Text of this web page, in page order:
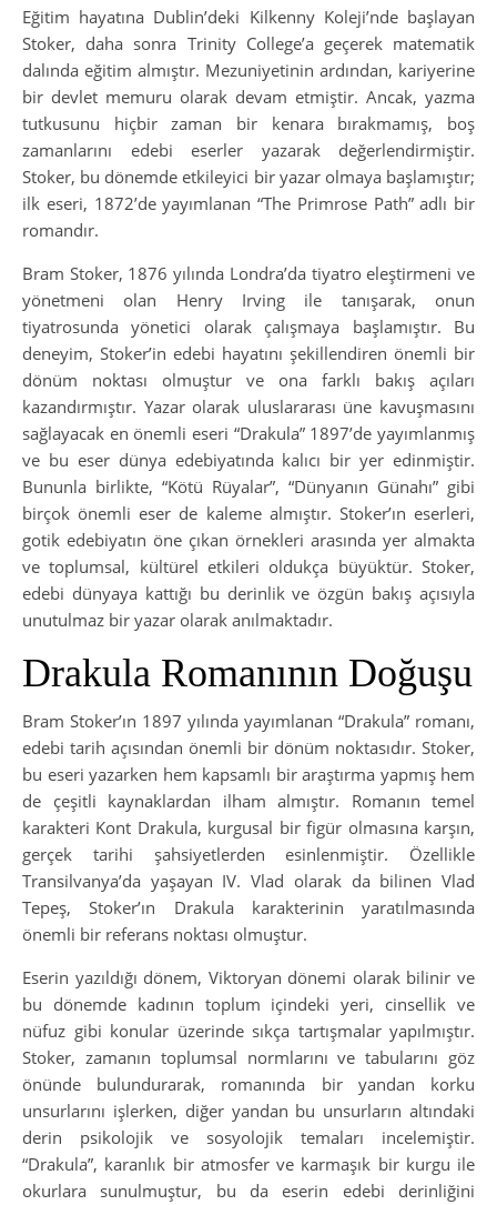
Eğitim hayatına Dublin’deki Kilkenny Koleji’nde başlayan
Stoker, daha sonra Trinity College’a geçerek matematik
dalında eğitim almıştır. Mezuniyetinin ardından, kariyerine
bir devlet memuru olarak devam etmiştir. Ancak, yazma
tutkusunu hiçbir zaman bir kenara bırakmamış, boş
zamanlarını edebi eserler yazarak değerlendirmiştir.
Stoker, bu dönemde etkileyici bir yazar olmaya başlamıştır;
ilk eseri, 1872’de yayımlanan “The Primrose Path” adlı bir
romandır.
Bram Stoker, 1876 yılında Londra’da tiyatro eleştirmeni ve
yönetmeni olan Henry Irving ile tanışarak, onun
tiyatrosunda yönetici olarak çalışmaya başlamıştır. Bu
deneyim, Stoker’in edebi hayatını şekillendiren önemli bir
dönüm noktası olmuştur ve ona farklı bakış açıları
kazandırmıştır. Yazar olarak uluslararası üne kavuşmasını
sağlayacak en önemli eseri “Drakula” 1897’de yayımlanmış
ve bu eser dünya edebiyatında kalıcı bir yer edinmiştir.
Bununla birlikte, “Kötü Rüyalar”, “Dünyanın Günahı” gibi
birçok önemli eser de kaleme almıştır. Stoker’ın eserleri,
gotik edebiyatın öne çıkan örnekleri arasında yer almakta
ve toplumsal, kültürel etkileri oldukça büyüktür. Stoker,
edebi dünyaya kattığı bu derinlik ve özgün bakış açısıyla
unutulmaz bir yazar olarak anılmaktadır.
Drakula Romanının Doğuşu
Bram Stoker’ın 1897 yılında yayımlanan “Drakula” romanı,
edebi tarih açısından önemli bir dönüm noktasıdır. Stoker,
bu eseri yazarken hem kapsamlı bir araştırma yapmış hem
de çeşitli kaynaklardan ilham almıştır. Romanın temel
karakteri Kont Drakula, kurgusal bir figür olmasına karşın,
gerçek tarihi şahsiyetlerden esinlenmiştir. Özellikle
Transilvanya’da yaşayan IV. Vlad olarak da bilinen Vlad
Tepeş, Stoker’ın Drakula karakterinin yaratılmasında
önemli bir referans noktası olmuştur.
Eserin yazıldığı dönem, Viktoryan dönemi olarak bilinir ve
bu dönemde kadının toplum içindeki yeri, cinsellik ve
nüfuz gibi konular üzerinde sıkça tartışmalar yapılmıştır.
Stoker, zamanın toplumsal normlarını ve tabularını göz
önünde bulundurarak, romanında bir yandan korku
unsurlarını işlerken, diğer yandan bu unsurların altındaki
derin psikolojik ve sosyolojik temaları incelemiştir.
“Drakula”, karanlık bir atmosfer ve karmaşık bir kurgu ile
okurlara sunulmuştur, bu da eserin edebi derinliğini